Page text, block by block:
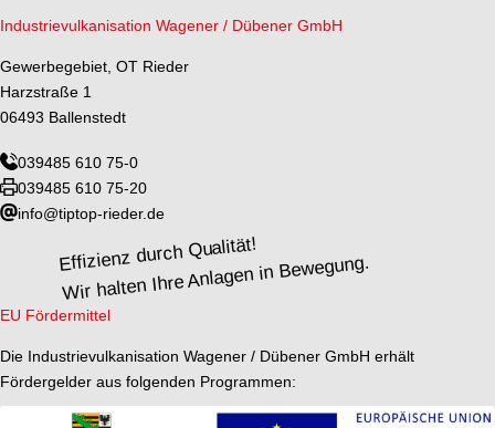
Industrievulkanisation Wagener / Dübener GmbH
Gewerbegebiet, OT Rieder
Harzstraße 1
06493 Ballenstedt
039485 610 75-0
039485 610 75-20
info@tiptop-rieder.de
Effizienz durch Qualität!
Wir halten Ihre Anlagen in Bewegung.
EU Fördermittel
Die Industrievulkanisation Wagener / Dübener GmbH erhält
Fördergelder aus folgenden Programmen: